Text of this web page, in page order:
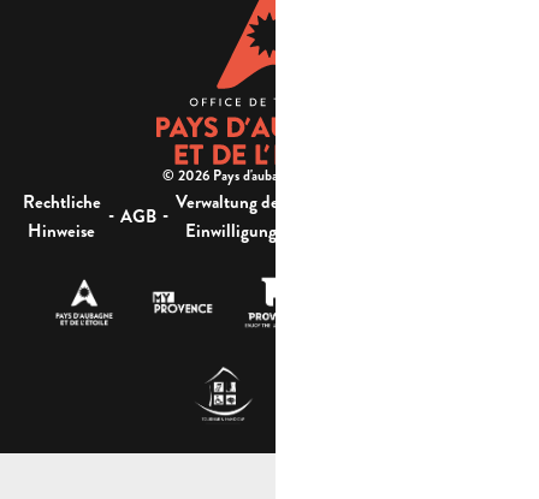
© 2026 Pays d'aubagne et de l'étoile -
Rechtliche
Hinweise
- AGB - Verwaltung der
Einwilligung